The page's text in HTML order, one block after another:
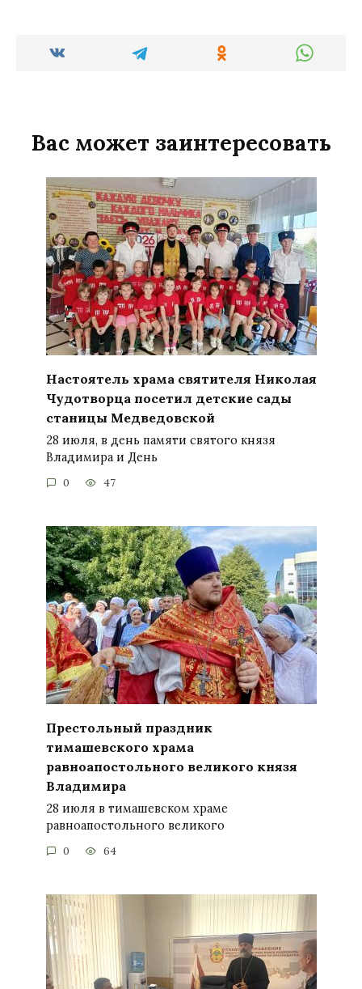
Вас может заинтересовать
Настоятель храма святителя Николая
Чудотворца посетил детские сады
станицы Медведовской
28 июля, в день памяти святого князя
Владимира и День
0 47
Престольный праздник
тимашевского храма
равноапостольного великого князя
Владимира
28 июля в тимашевском храме
равноапостольного великого
0 64